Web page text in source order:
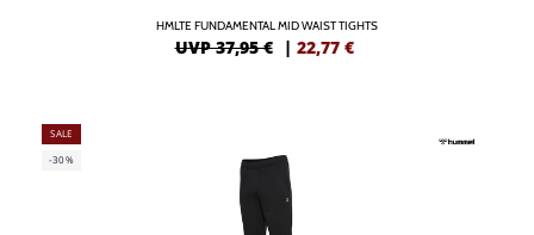
HMLTE FUNDAMENTAL MID WAIST TIGHTS
UVP 37,95 € | 22,77 €
SALE
-30%